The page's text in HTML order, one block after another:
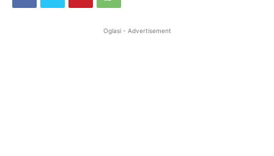
Oglasi - Advertisement